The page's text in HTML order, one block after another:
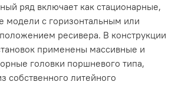
ряд включает как стационарные,
модели с горизонтальным или
ресивера. В конструкции
применены массивные и
головки поршневого типа,
собственного литейного